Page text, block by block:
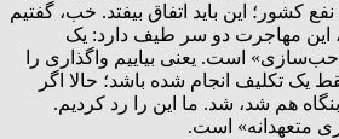
کشور؛ این باید اتفاق بیفتد. خب، گفتیم
این مهاجرت دو سر طیف دارد: یک
است. یعنی بیاییم واگذاری را
یک تکلیف انجام شده باشد؛ حالا اگر
هم شد، شد. ما این را رد کردیم.
متعهدانه» است.